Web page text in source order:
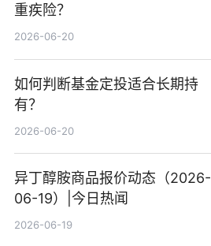
重疾险？
2026-06-20
如何判断基金定投适合长期持
有？
2026-06-20
异丁醇胺商品报价动态（2026-
06-19）|今日热闻
2026-06-19